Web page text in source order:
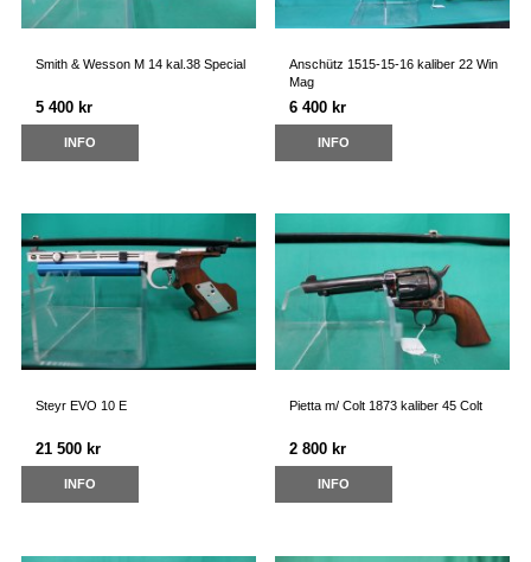
Smith & Wesson M 14 kal.38 Special
5 400 kr
INFO
Anschütz 1515-15-16 kaliber 22 Win
Mag
6 400 kr
INFO
Steyr EVO 10 E
21 500 kr
INFO
Pietta m/ Colt 1873 kaliber 45 Colt
2 800 kr
INFO